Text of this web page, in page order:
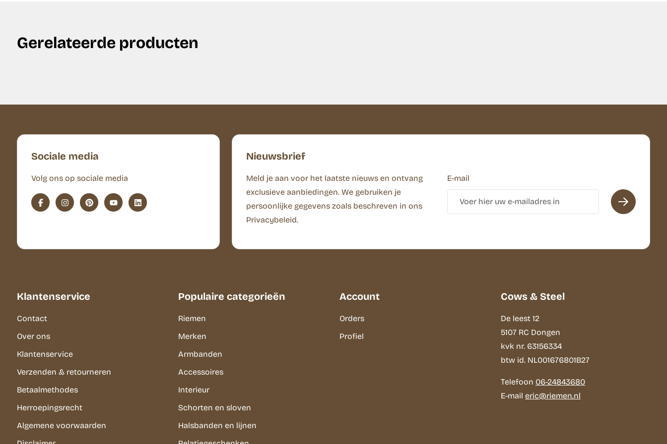
Gerelateerde producten
Sociale media
Volg ons op sociale media
Nieuwsbrief
Meld je aan voor het laatste nieuws en ontvang
exclusieve aanbiedingen. We gebruiken je
persoonlijke gegevens zoals beschreven in ons
Privacybeleid.
E-mail
Klantenservice
Contact
Over ons
Klantenservice
Verzenden & retourneren
Betaalmethodes
Herroepingsrecht
Algemene voorwaarden
Populaire categorieën
Riemen
Merken
Armbanden
Accessoires
Interieur
Schorten en sloven
Halsbanden en lijnen
Account
Orders
Profiel
Cows & Steel
De leest 12
5107 RC Dongen
kvk nr. 63156334
btw id. NL001676801B27
Telefoon 06-24843680
E-mail eric@riemen.nl